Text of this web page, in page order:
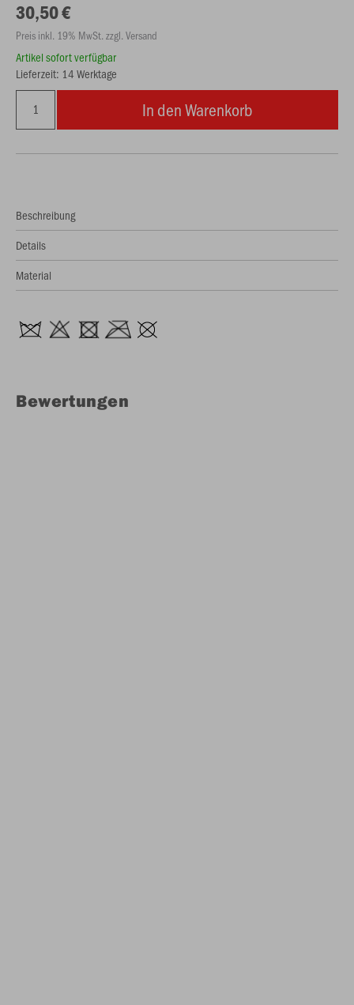
30,50 €
Preis inkl. 19% MwSt. zzgl. Versand
Artikel sofort verfügbar
Lieferzeit: 14 Werktage
In den Warenkorb
Beschreibung
Details
Material
Bewertungen